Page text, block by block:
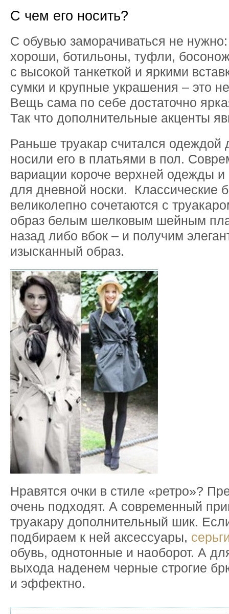
С чем его носить?
С обувью заморачиваться не нужно:
хороши, ботильоны, туфли,
с высокой танкеткой и яркими
сумки и крупные украшения – это
Вещь сама по себе достаточно
Так что дополнительные акценты
Раньше труакар считался одеждой
носили его в платьями в пол.
вариации короче верхней одежды
для дневной носки. Классические
великолепно сочетаются с
образ белым шелковым шейным
назад либо вбок – и получим
изысканный образ.
Нравятся очки в стиле «ретро»?
очень подходят. А современный
труакару дополнительный шик.
подбираем к ней аксессуары,
обувь, однотонные и наоборот. А
выхода наденем черные строгие
и эффектно.